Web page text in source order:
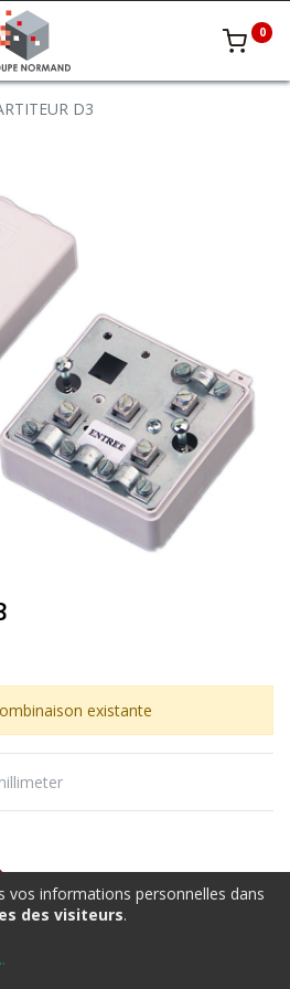
0
D3
existante
vos informations personnelles dans
des visiteurs.